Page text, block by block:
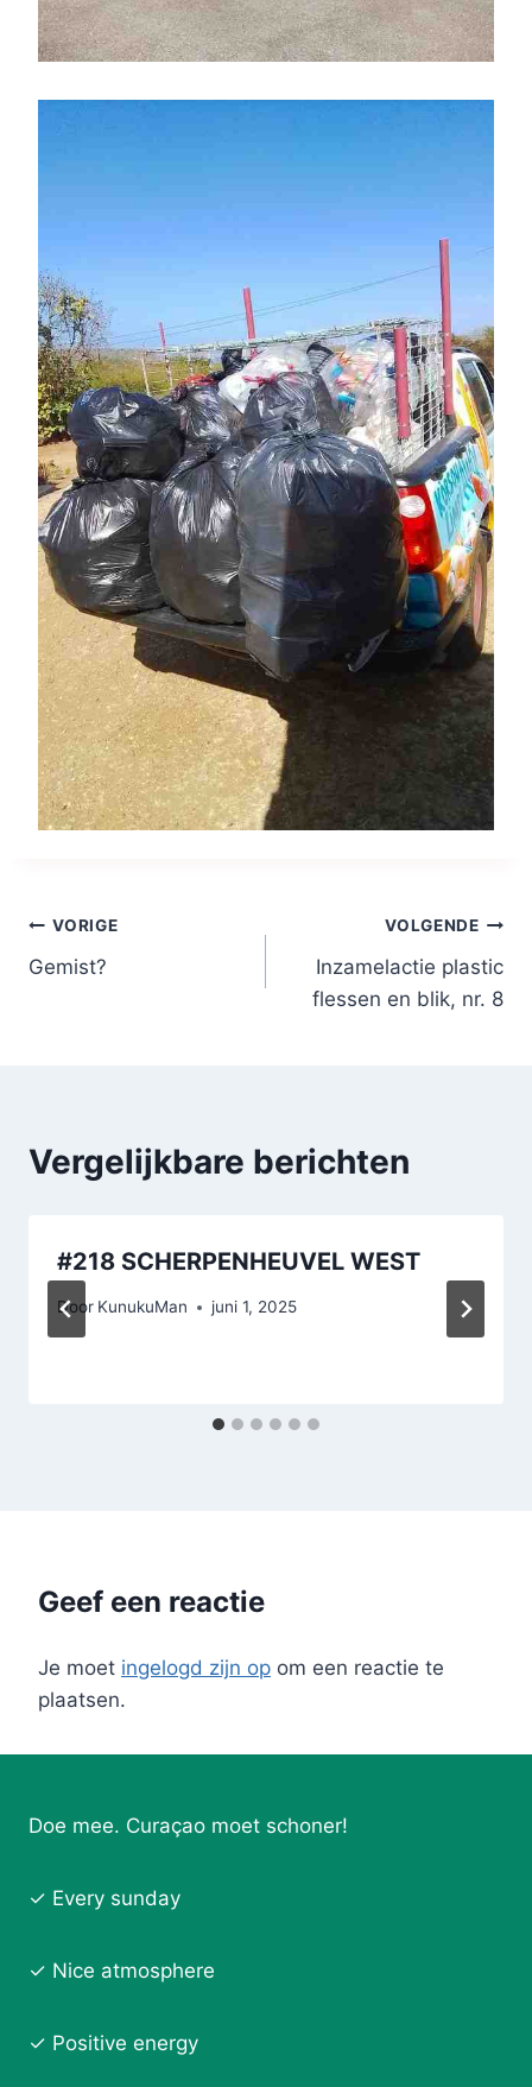
Bericht
navigatie
VORIGE
Gemist?
VOLGENDE
Inzamelactie plastic
flessen en blik, nr. 8
Vergelijkbare berichten
#218 SCHERPENHEUVEL WEST
Door KunukuMan juni 1, 2025
Geef een reactie
Je moet ingelogd zijn op om een reactie te
plaatsen.
Doe mee. Curaçao moet schoner!
✓ Every sunday
✓ Nice atmosphere
✓ Positive energy